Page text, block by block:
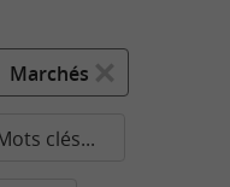
, ou dans les
Marsan.
est bien sûr un
Marchés
clés...